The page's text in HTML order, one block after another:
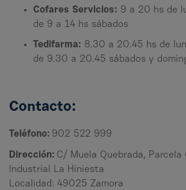
Cofares Servicios: 9 a 20 hs de
de 9 a 14 hs sábados
Tedifarma: 8.30 a 20.45 hs de
de 9.30 a 20.45 sábados y
Contacto:
Teléfono: 902 522 999
Dirección: C/ Muela Quebrada, Parcela
Industrial La Hiniesta
Localidad: 49025 Zamora